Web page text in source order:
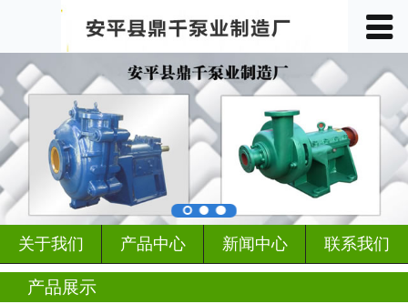
 首页
关于我们
产品中心
车间展示
客户见证
行业动态
󰀥
关于我们 产品中心 新闻中心 联系我们
产品展示